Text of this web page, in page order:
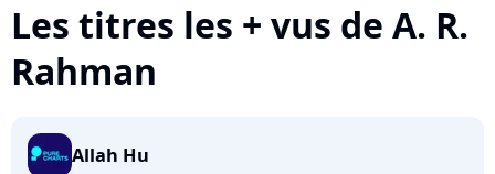
Les titres les + vus de A. R.
Rahman
Allah Hu